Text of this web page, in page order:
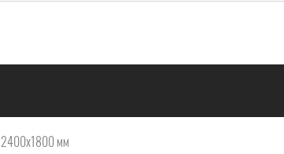
2400х1800 мм